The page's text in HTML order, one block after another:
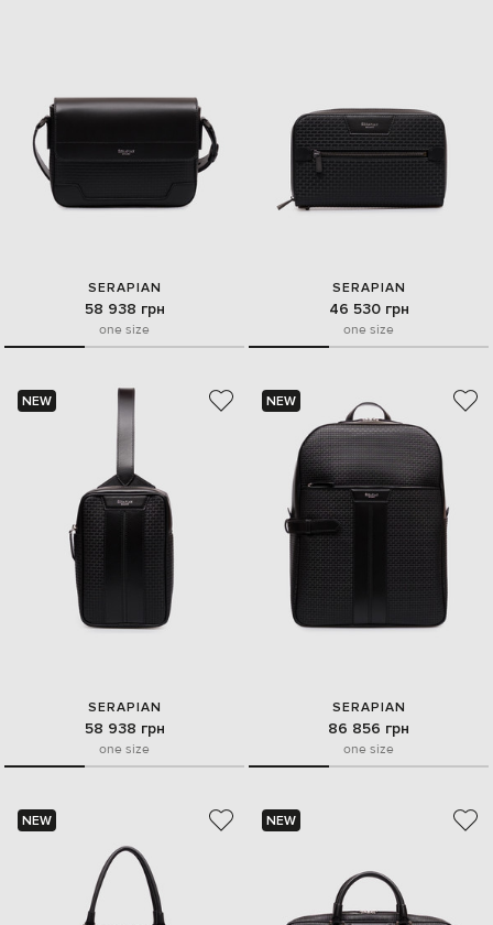
SERAPIAN
58 938 грн
one size
SERAPIAN
46 530 грн
one size
NEW
SERAPIAN
58 938 грн
one size
NEW
SERAPIAN
86 856 грн
one size
NEW NEW